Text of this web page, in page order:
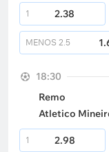
1 2.38
MENOS 2.5
18:30
Remo
Atletico
1 2.98